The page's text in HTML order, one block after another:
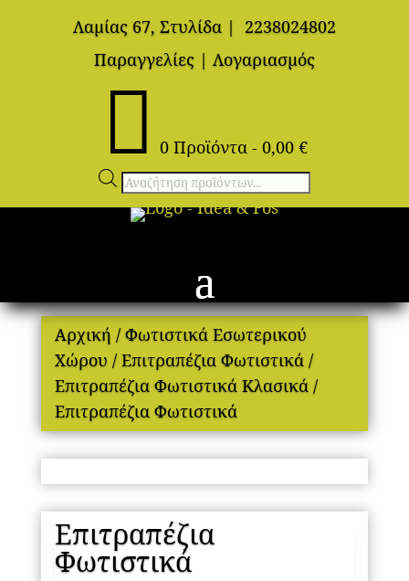
Λαμίας 67, Στυλίδα |
2238024802
Παραγγελίες | Λογαριασμός
 0 Προϊόντα - 0,00 €
Αναζήτηση
προϊόντων
Αρχική / Φωτιστικά Εσωτερικού
Χώρου / Επιτραπέζια Φωτιστικά/
Επιτραπέζια Φωτιστικά Κλασικά/
Επιτραπέζια Φωτιστικά
Επιτραπέζια
Φωτιστικά